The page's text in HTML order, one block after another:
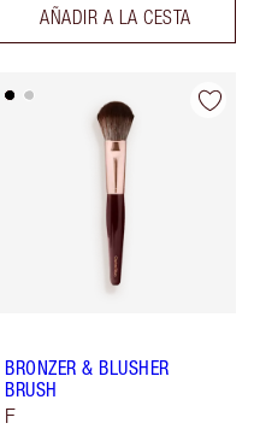
AÑADIR A LA CESTA
BRONZER & BLUSHER
BRUSH
F